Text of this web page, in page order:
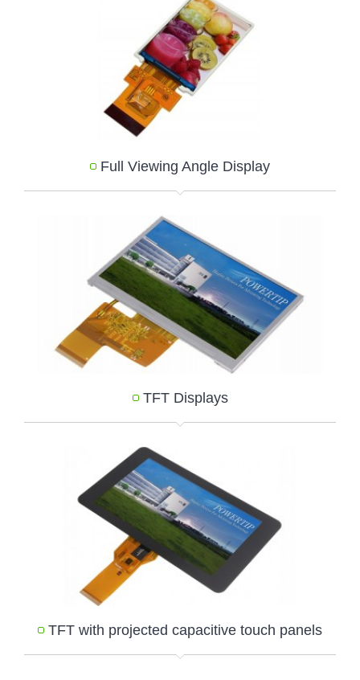
Full Viewing Angle Display
TFT Displays
TFT with projected capacitive touch panels